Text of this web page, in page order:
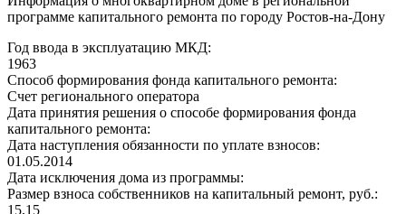
программе капитального ремонта по городу Ростов-на-Дону
Год ввода в эксплуатацию МКД:
1963
Способ формирования фонда капитального ремонта:
Счет регионального оператора
Дата принятия решения о способе формирования фонда
капитального ремонта:
Дата наступления обязанности по уплате взносов:
01.05.2014
Дата исключения дома из программы:
Размер взноса собственников на капитальный ремонт, руб.:
15,15